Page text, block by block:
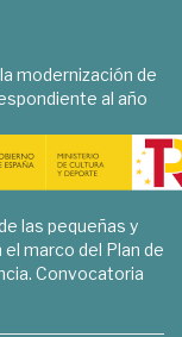
modernización de
al año
las pequeñas y
marco del Plan de
Convocatoria